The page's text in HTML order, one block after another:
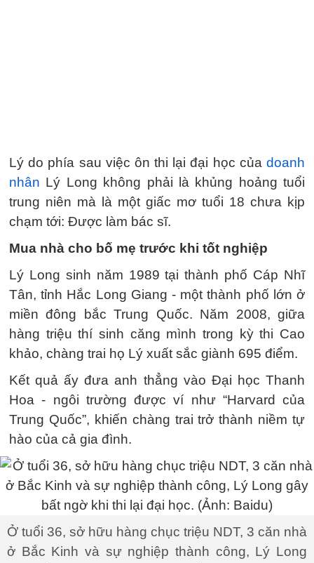
Lý do phía sau việc ôn thi lại đại học của doanh
nhân Lý Long không phải là khủng hoảng tuổi
trung niên mà là một giấc mơ tuổi 18 chưa kịp
chạm tới: Được làm bác sĩ.
Mua nhà cho bố mẹ trước khi tốt nghiệp
Lý Long sinh năm 1989 tại thành phố Cáp Nhĩ
Tân, tỉnh Hắc Long Giang - một thành phố lớn ở
miền đông bắc Trung Quốc. Năm 2008, giữa
hàng triệu thí sinh căng mình trong kỳ thi Cao
khảo, chàng trai họ Lý xuất sắc giành 695 điểm.
Kết quả ấy đưa anh thẳng vào Đại học Thanh
Hoa - ngôi trường được ví như “Harvard của
Trung Quốc”, khiến chàng trai trở thành niềm tự
hào của cả gia đình.
Ở tuổi 36, sở hữu hàng chục triệu NDT, 3 căn nhà
ở Bắc Kinh và sự nghiệp thành công, Lý Long